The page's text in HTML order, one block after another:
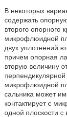
В некоторых
содержать
второго опорного
микрофлюидной
двух уплотнений
причем опорная
вторую величину
микрофлюидной
сальника может
контактирует с
одной плоскости